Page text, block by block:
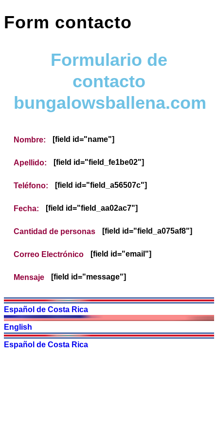
Form contacto
Formulario de
contacto
bungalowsballena.com
Nombre: [field id="name"]
Apellido: [field id="field_fe1be02"]
Teléfono: [field id="field_a56507c"]
Fecha: [field id="field_aa02ac7"]
Cantidad de personas [field id="field_a075af8"]
Correo Electrónico [field id="email"]
Mensaje [field id="message"]
Español de Costa Rica
English
Español de Costa Rica